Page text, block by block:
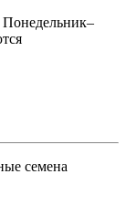
семена